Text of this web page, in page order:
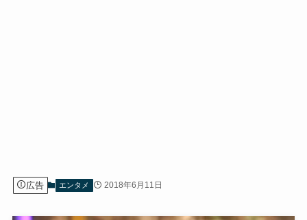
広告 エンタメ 2018年6月11日